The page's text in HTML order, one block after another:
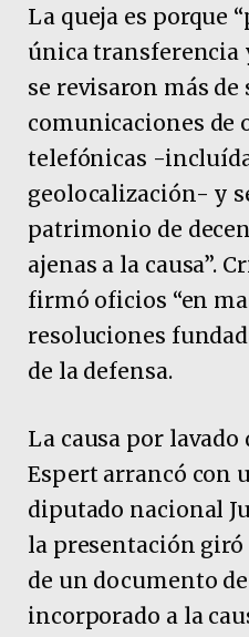
La queja es porque
única transferencia
se revisaron más de
comunicaciones de
telefónicas -
geolocalización- y
patrimonio de
ajenas a la causa”.
firmó oficios “en
resoluciones
de la defensa.
La causa por
Espert arrancó con
diputado nacional
la presentación
de un documento
incorporado a la